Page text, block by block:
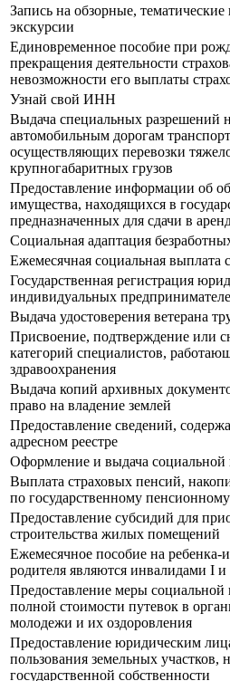
Запись на обзорные,
экскурсии
Единовременное пособие при
прекращения деятельности
невозможности его выплаты
Узнай свой ИНН
Выдача специальных разрешений
автомобильным дорогам
осуществляющих перевозки
крупногабаритных грузов
Предоставление информации об
имущества, находящихся в
предназначенных для сдачи в
Социальная адаптация
Ежемесячная социальная выплата
Государственная регистрация
индивидуальных
Выдача удостоверения ветерана
Присвоение, подтверждение или
категорий специалистов,
здравоохранения
Выдача копий архивных
право на владение землей
Предоставление сведений,
адресном реестре
Оформление и выдача социальной
Выплата страховых пенсий,
по государственному
Предоставление субсидий для
строительства жилых помещений
Ежемесячное пособие на ребенка-
родителя являются инвалидами I
Предоставление меры
полной стоимости путевок в
молодежи и их оздоровления
Предоставление юридическим
пользования земельных участков,
государственной собственности